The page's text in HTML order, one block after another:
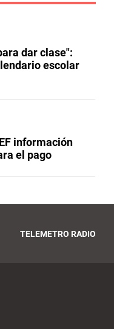
dar clase":
escolar
información
el pago
TELEMETRO RADIO